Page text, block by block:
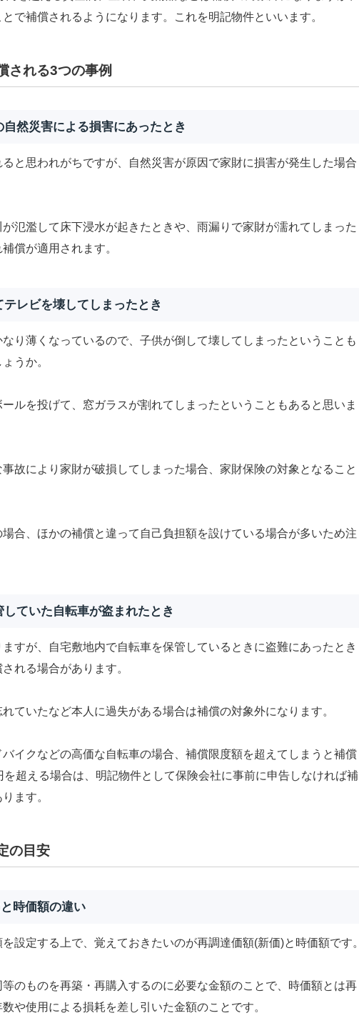
で補償されるようになります。これを明記物件といいます。
される3つの事例
然災害による損害にあったとき
と思われがちですが、自然災害が原因で家財に損害が発生した場合
氾濫して床下浸水が起きたときや、雨漏りで家財が濡れてしまった
償が適用されます。
レビを壊してしまったとき
り薄くなっているので、子供が倒して壊してしまったということも
うか。
ルを投げて、窓ガラスが割れてしまったということもあると思いま
故により家財が破損してしまった場合、家財保険の対象となること
合、ほかの補償と違って自己負担額を設けている場合が多いため注
ていた自転車が盗まれたとき
すが、自宅敷地内で自転車を保管しているときに盗難にあったとき
れる場合があります。
ていたなど本人に過失がある場合は補償の対象外になります。
イクなどの高価な自転車の場合、補償限度額を超えてしまうと補償
を超える場合は、明記物件として保険会社に事前に申告しなければ補
ます。
の目安
時価額の違い
設定する上で、覚えておきたいのが再調達価額(新価)と時価額です。
のものを再築・再購入するのに必要な金額のことで、時価額とは再
や使用による損耗を差し引いた金額のことです。